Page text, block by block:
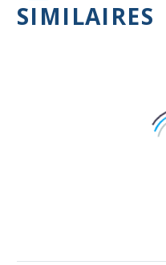
SIMILAIRES